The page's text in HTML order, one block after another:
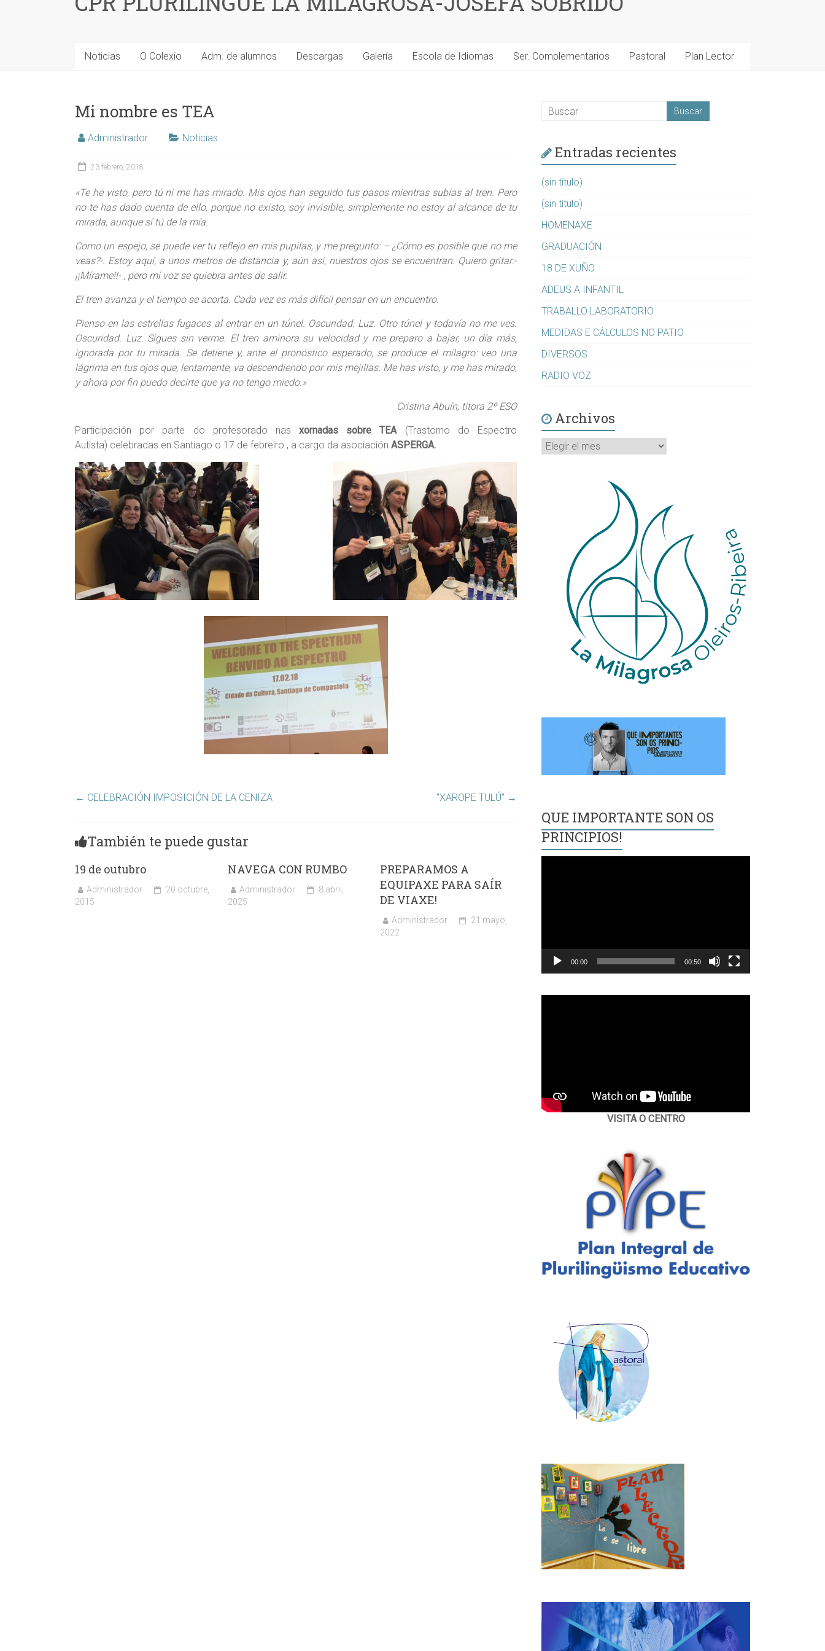
Noticias O Colexio Adm. de alumnos Descargas Galería Escola de Idiomas Ser. Complementarios Pastoral Plan Lector
Mi nombre es TEA
Administrador Noticias
23 febrero, 2018
«Te he visto, pero tú ni me has mirado. Mis ojos han seguido tus pasos mientras subías al tren. Pero
no te has dado cuenta de ello, porque no existo, soy invisible, simplemente no estoy al alcance de tu
mirada, aunque sí tú de la mía.
Como un espejo, se puede ver tu reflejo en mis pupilas, y me pregunto: – ¿Cómo es posible que no me
veas?-. Estoy aquí, a unos metros de distancia y, aún así, nuestros ojos se encuentran. Quiero gritar:-
¡¡Mírame!!- , pero mi voz se quiebra antes de salir.
El tren avanza y el tiempo se acorta. Cada vez es más difícil pensar en un encuentro.
Pienso en las estrellas fugaces al entrar en un túnel. Oscuridad. Luz. Otro túnel y todavía no me ves.
Oscuridad. Luz. Sigues sin verme. El tren aminora su velocidad y me preparo a bajar, un día más,
ignorada por tu mirada. Se detiene y, ante el pronóstico esperado, se produce el milagro: veo una
lágrima en tus ojos que, lentamente, va descendiendo por mis mejillas. Me has visto, y me has mirado,
y ahora por fin puedo decirte que ya no tengo miedo.»
Cristina Abuín, titora 2º ESO
Participación por parte do profesorado nasxornadas sobre TEA(Trastorno do Espectro
Autista) celebradas en Santiago o 17 de febreiro , a cargo da asociación ASPERGA.
← CELEBRACIÓN IMPOSICIÓN DE LA CENIZA “XAROPE TULÚ” →
También te puede gustar
19 de outubro
Administrador
20 octubre,
2015
NAVEGA CON RUMBO
Administrador
8 abril,
2025
PREPARAMOS A
EQUIPAXE PARA SAÍR
DE VIAXE!
Administrador
21 mayo,
2022
Entradas recientes
(sin título)
(sin título)
HOMENAXE
GRADUACIÓN
18 DE XUÑO
ADEUS A INFANTIL
TRABALLO LABORATORIO
MEDIDAS E CÁLCULOS NO PATIO
DIVERSOS
RADIO VOZ
Archivos
Archivos
QUE IMPORTANTE SON OS
PRINCIPIOS!
00:00 00:50
VISITA O CENTRO